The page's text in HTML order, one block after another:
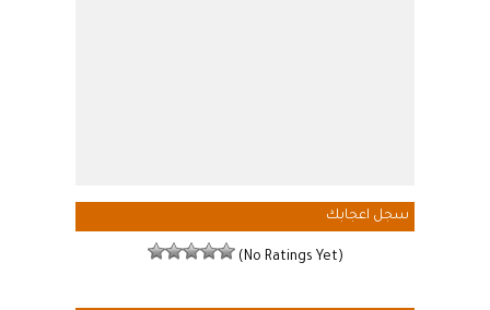
سجل اعجابك
(No Ratings Yet)